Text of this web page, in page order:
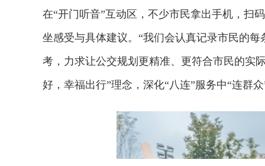
在“开门听音”互动区，不少市民拿出手机，扫
坐感受与具体建议。“我们会认真记录市民的
考，力求让公交规划更精准、更符合市民的实
好，幸福出行”理念，深化“八连”服务中“连群